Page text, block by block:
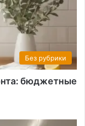
Без рубрики
бюджетные